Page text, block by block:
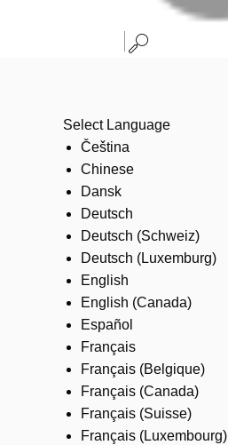
Select Language
Čeština
Chinese
Dansk
Deutsch
Deutsch (Schweiz)
Deutsch (Luxemburg)
English
English (Canada)
Español
Français
Français (Belgique)
Français (Canada)
Français (Suisse)
Français (Luxembourg)